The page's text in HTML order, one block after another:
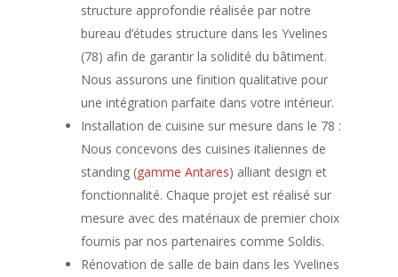
structure approfondie réalisée par notre
bureau d’études structure dans les Yvelines
(78) afin de garantir la solidité du bâtiment.
Nous assurons une finition qualitative pour
une intégration parfaite dans votre intérieur.
Installation de cuisine sur mesure dans le 78 :
Nous concevons des cuisines italiennes de
standing (gamme Antares) alliant design et
fonctionnalité. Chaque projet est réalisé sur
mesure avec des matériaux de premier choix
fournis par nos partenaires comme Soldis.
Rénovation de salle de bain dans les Yvelines